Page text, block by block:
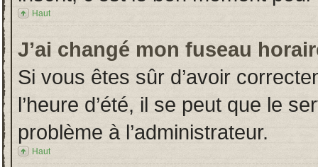
Haut
J’ai changé mon fuseau
Si vous êtes sûr d’avoir
l’heure d’été, il se peut que le
problème à l’administrateur.
Haut